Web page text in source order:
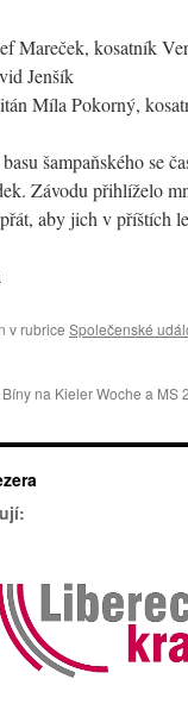
Mareček, kosatník
Jenšík
Míla Pokorný,
šampaňského se
Závodu přihlíželo
aby jich v příštích
v rubrice Společenské
na Kieler Woche a MS